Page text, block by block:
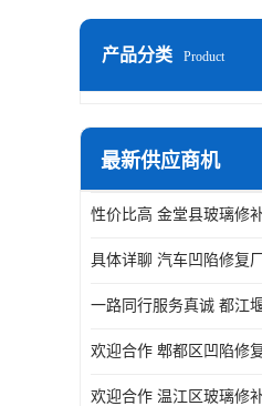
产品分类 Product
最新供应商机
性价比高 金堂县玻璃修
具体详聊 汽车凹陷修复厂
欢迎合作 郫都区凹陷修复
欢迎合作 温江区玻璃修